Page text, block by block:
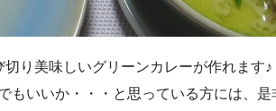
り美味しいグリーンカレーが作れます♪
もいいか・・・と思っている方には、是